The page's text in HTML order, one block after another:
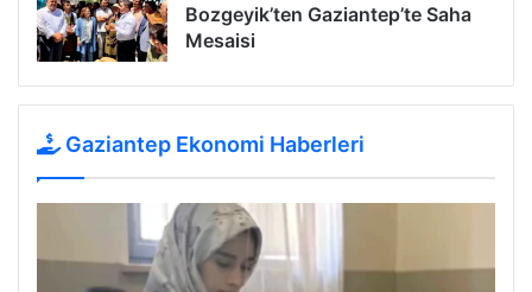
Bozgeyik’ten Gaziantep’te Saha
Mesaisi
Gaziantep Ekonomi Haberleri